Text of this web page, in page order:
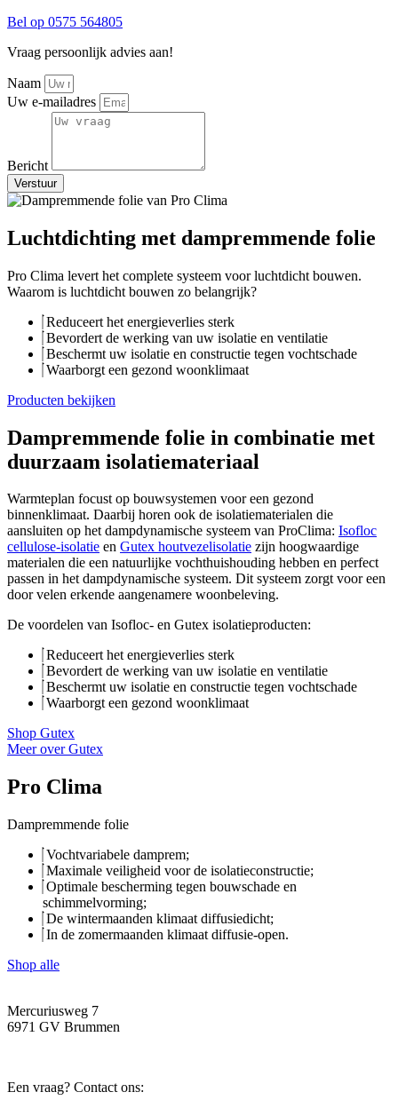
Bel op 0575 564805
Vraag persoonlijk advies aan!
Naam
Uw e-mailadres
Bericht
Verstuur
Luchtdichting met dampremmende folie
Pro Clima levert het complete systeem voor luchtdicht bouwen.
Waarom is luchtdicht bouwen zo belangrijk?
Reduceert het energieverlies sterk
Bevordert de werking van uw isolatie en ventilatie
Beschermt uw isolatie en constructie tegen vochtschade
Waarborgt een gezond woonklimaat
Producten bekijken
Dampremmende folie in combinatie met
duurzaam isolatiemateriaal
Warmteplan focust op bouwsystemen voor een gezond
binnenklimaat. Daarbij horen ook de isolatiematerialen die
aansluiten op het dampdynamische systeem van ProClima: Isofloc
cellulose-isolatie en Gutex houtvezelisolatie zijn hoogwaardige
materialen die een natuurlijke vochthuishouding hebben en perfect
passen in het dampdynamische systeem. Dit systeem zorgt voor een
door velen erkende aangenamere woonbeleving.
De voordelen van Isofloc- en Gutex isolatieproducten:
Reduceert het energieverlies sterk
Bevordert de werking van uw isolatie en ventilatie
Beschermt uw isolatie en constructie tegen vochtschade
Waarborgt een gezond woonklimaat
Shop Gutex
Meer over Gutex
Pro Clima
Dampremmende folie
Vochtvariabele damprem;
Maximale veiligheid voor de isolatieconstructie;
Optimale bescherming tegen bouwschade en
schimmelvorming;
De wintermaanden klimaat diffusiedicht;
In de zomermaanden klimaat diffusie-open.
Shop alle
Mercuriusweg 7
6971 GV Brummen
Een vraag? Contact ons: